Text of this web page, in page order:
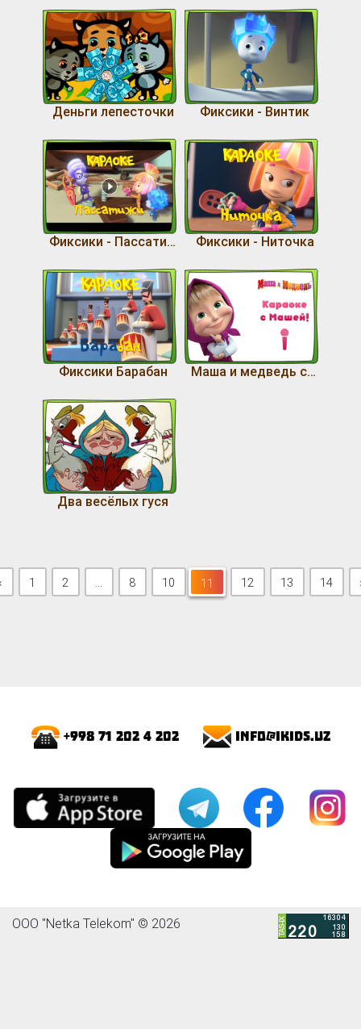
Деньги лепесточки Фиксики - Винтик
Фиксики - Пассатижи Фиксики - Ниточка
Фиксики Барабан Маша и медведь сборник
Два весёлых гуся
Previous
1 2 ... 8 10 11 12 13 14
+998 71 202 4 202 info@ikids.uz
OOO "Netka Telekom" © 2026